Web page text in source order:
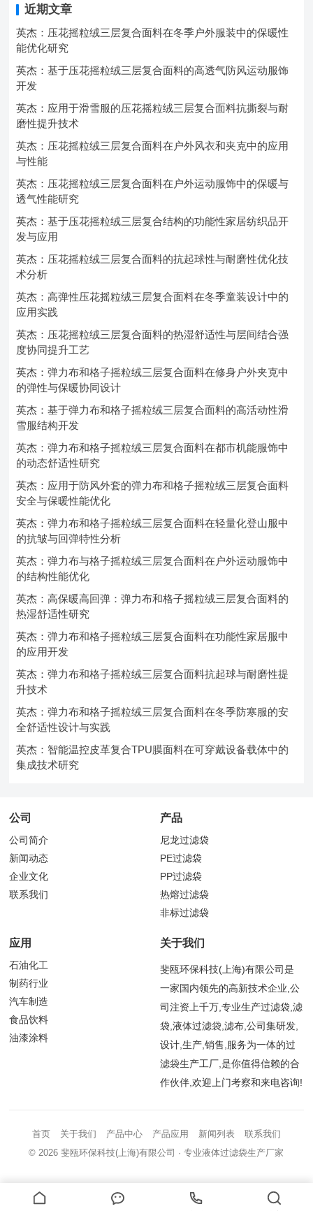
近期文章
英杰：压花摇粒绒三层复合面料在冬季户外服装中的保暖性
能优化研究
英杰：基于压花摇粒绒三层复合面料的高透气防风运动服饰
开发
英杰：应用于滑雪服的压花摇粒绒三层复合面料抗撕裂与耐
磨性提升技术
英杰：压花摇粒绒三层复合面料在户外风衣和夹克中的应用
与性能
英杰：压花摇粒绒三层复合面料在户外运动服饰中的保暖与
透气性能研究
英杰：基于压花摇粒绒三层复合结构的功能性家居纺织品开
发与应用
英杰：压花摇粒绒三层复合面料的抗起球性与耐磨性优化技
术分析
英杰：高弹性压花摇粒绒三层复合面料在冬季童装设计中的
应用实践
英杰：压花摇粒绒三层复合面料的热湿舒适性与层间结合强
度协同提升工艺
英杰：弹力布和格子摇粒绒三层复合面料在修身户外夹克中
的弹性与保暖协同设计
英杰：基于弹力布和格子摇粒绒三层复合面料的高活动性滑
雪服结构开发
英杰：弹力布和格子摇粒绒三层复合面料在都市机能服饰中
的动态舒适性研究
英杰：应用于防风外套的弹力布和格子摇粒绒三层复合面料
安全与保暖性能优化
英杰：弹力布和格子摇粒绒三层复合面料在轻量化登山服中
的抗皱与回弹特性分析
英杰：弹力布与格子摇粒绒三层复合面料在户外运动服饰中
的结构性能优化
英杰：高保暖高回弹：弹力布和格子摇粒绒三层复合面料的
热湿舒适性研究
英杰：弹力布和格子摇粒绒三层复合面料在功能性家居服中
的应用开发
英杰：弹力布和格子摇粒绒三层复合面料抗起球与耐磨性提
升技术
英杰：弹力布和格子摇粒绒三层复合面料在冬季防寒服的安
全舒适性设计与实践
英杰：智能温控皮革复合TPU膜面料在可穿戴设备载体中的
集成技术研究
公司
公司简介
新闻动态
企业文化
联系我们
产品
尼龙过滤袋
PE过滤袋
PP过滤袋
热熔过滤袋
非标过滤袋
应用
石油化工
制药行业
汽车制造
食品饮料
油漆涂料
关于我们
斐瓯环保科技(上海)有限公司是
一家国内领先的高新技术企业,公
司注资上千万,专业生产过滤袋,滤
袋,液体过滤袋,滤布,公司集研发,
设计,生产,销售,服务为一体的过
滤袋生产工厂,是你值得信赖的合
作伙伴,欢迎上门考察和来电咨询!
首页 关于我们 产品中心 产品应用 新闻列表
联系我们
© 2026斐瓯环保科技(上海)有限公司 · 专业液体过滤袋生产厂家